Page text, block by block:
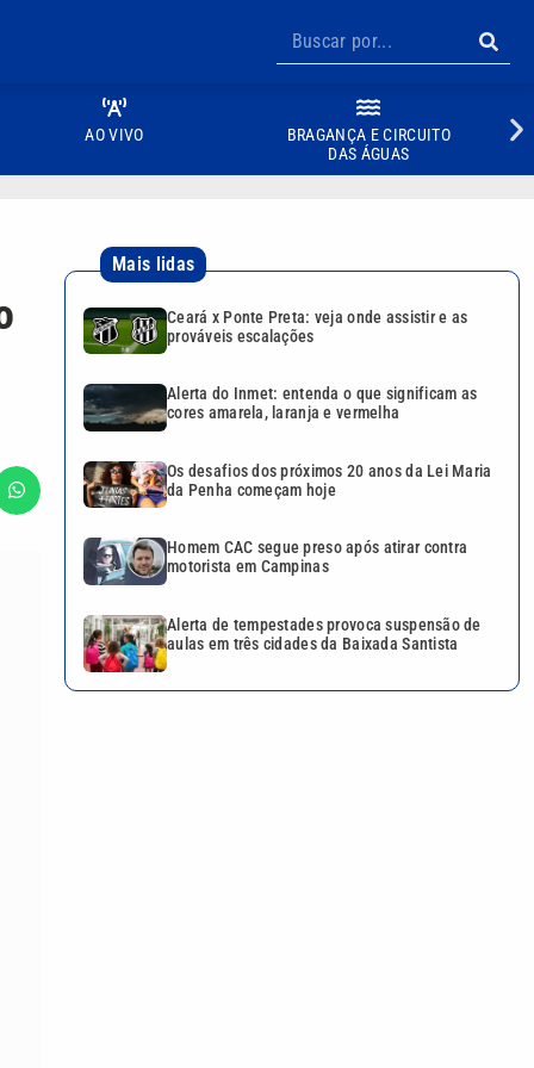
AO VIVO
BRAGANÇA E CIRCUITO
DAS ÁGUAS
Mais lidas
Ceará x Ponte Preta: veja onde assistir e as
prováveis escalações
Alerta do Inmet: entenda o que significam as
cores amarela, laranja e vermelha
Os desafios dos próximos 20 anos da Lei Maria
da Penha começam hoje
Homem CAC segue preso após atirar contra
motorista em Campinas
Alerta de tempestades provoca suspensão de
aulas em três cidades da Baixada Santista